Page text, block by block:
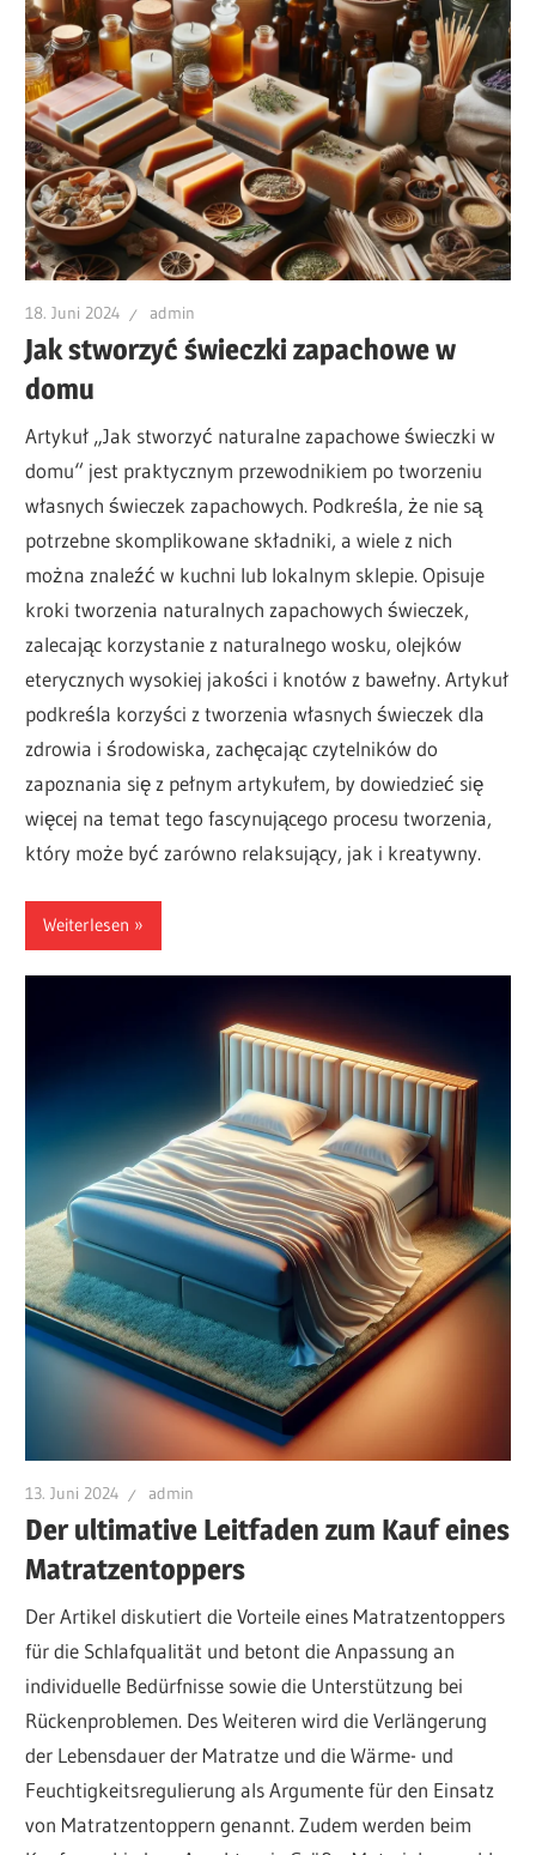
18. Juni 2024 admin
Jak stworzyć świeczki zapachowe w
domu
Artykuł „Jak stworzyć naturalne zapachowe świeczki w
domu“ jest praktycznym przewodnikiem po tworzeniu
własnych świeczek zapachowych. Podkreśla, że nie są
potrzebne skomplikowane składniki, a wiele z nich
można znaleźć w kuchni lub lokalnym sklepie. Opisuje
kroki tworzenia naturalnych zapachowych świeczek,
zalecając korzystanie z naturalnego wosku, olejków
eterycznych wysokiej jakości i knotów z bawełny. Artykuł
podkreśla korzyści z tworzenia własnych świeczek dla
zdrowia i środowiska, zachęcając czytelników do
zapoznania się z pełnym artykułem, by dowiedzieć się
więcej na temat tego fascynującego procesu tworzenia,
który może być zarówno relaksujący, jak i kreatywny.
Weiterlesen
13. Juni 2024 admin
Der ultimative Leitfaden zum Kauf eines
Matratzentoppers
Der Artikel diskutiert die Vorteile eines Matratzentoppers
für die Schlafqualität und betont die Anpassung an
individuelle Bedürfnisse sowie die Unterstützung bei
Rückenproblemen. Des Weiteren wird die Verlängerung
der Lebensdauer der Matratze und die Wärme- und
Feuchtigkeitsregulierung als Argumente für den Einsatz
von Matratzentoppern genannt. Zudem werden beim